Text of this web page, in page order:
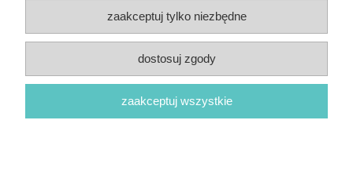
POKAŻ PEŁNĄ WERSJĘ STRONY
© 2026 OSMPower - Wszelkie prawa zastrzeżone
zaakceptuj tylko niezbędne
dostosuj zgody
zaakceptuj wszystkie